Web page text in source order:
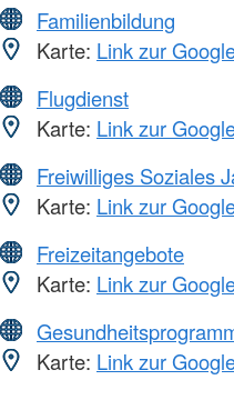
Familienbildung
Karte: Link zur
Flugdienst
Karte: Link zur
Freiwilliges Soziales
Karte: Link zur
Freizeitangebote
Karte: Link zur
Karte: Link zur